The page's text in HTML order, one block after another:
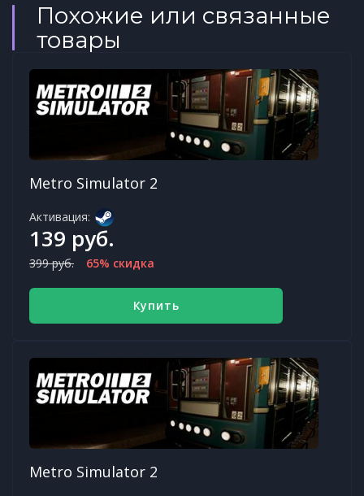
Похожие или связанные
товары
Metro Simulator 2
Активация:
139 руб.
399 руб. 65% скидка
Купить
Metro Simulator 2